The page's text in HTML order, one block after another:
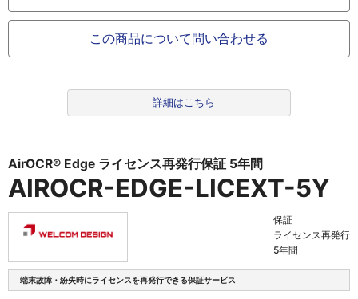
この商品について問い合わせる
詳細はこちら
AirOCR® Edge ライセンス再発行保証 5年間
AIROCR-EDGE-LICEXT-5Y
保証
ライセンス再発行
5年間
端末故障・紛失時にライセンスを再発行できる保証サービス